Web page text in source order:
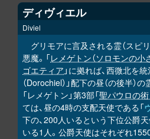
ディヴィエル
Diviel
グリモアに言及される霊（スピ
悪魔。「レメゲトン（ソロモンの小
ゴエティア 」に拠れば、西微北を
（Dorochiel）」配下の昼（の後半）
「レメゲトン」第3部「聖パウロの術
ては、昼の4時の支配天使である「
下の、200人いるという下位公爵
いる1人。公爵天使はそれぞれ